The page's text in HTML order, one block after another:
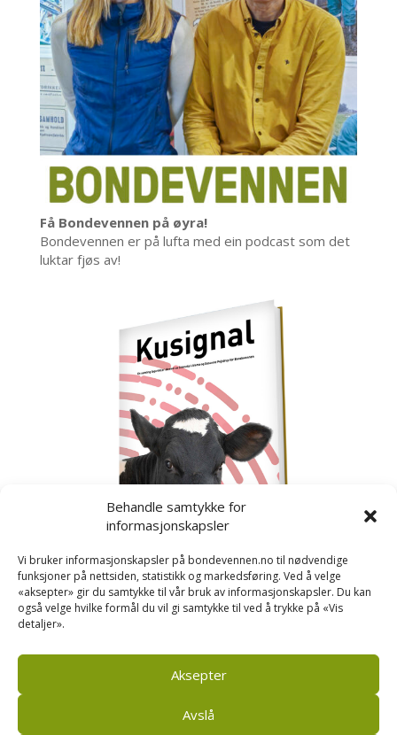
Behandle samtykke for
informasjonskapsler
Vi bruker informasjonskapsler på bondevennen.no til nødvendige
funksjoner på nettsiden, statistikk og markedsføring. Ved å velge
«aksepter» gir du samtykke til vår bruk av informasjonskapsler. Du kan
også velge hvilke formål du vil gi samtykke til ved å trykke på «Vis
detaljer».
Aksepter
Avslå
Få Bondevennen på øyra!
Bondevennen er på lufta med ein podcast som det
luktar fjøs av!
Kusignal